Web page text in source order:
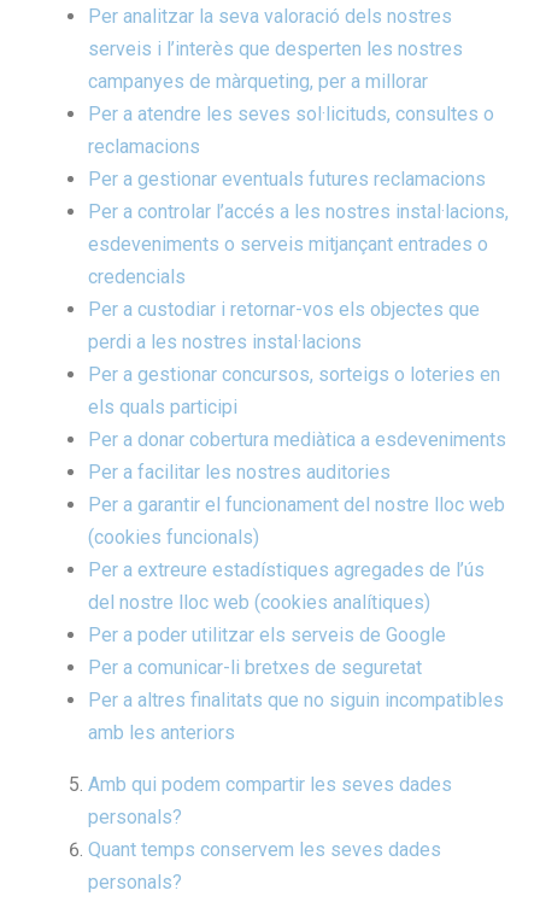
Per analitzar la seva valoració dels nostres
serveis i l’interès que desperten les nostres
campanyes de màrqueting, per a millorar
Per a atendre les seves sol·licituds, consultes o
reclamacions
Per a gestionar eventuals futures reclamacions
Per a controlar l’accés a les nostres instal·lacions,
esdeveniments o serveis mitjançant entrades o
credencials
Per a custodiar i retornar-vos els objectes que
perdi a les nostres instal·lacions
Per a gestionar concursos, sorteigs o loteries en
els quals participi
Per a donar cobertura mediàtica a esdeveniments
Per a facilitar les nostres auditories
Per a garantir el funcionament del nostre lloc web
(cookies funcionals)
Per a extreure estadístiques agregades de l’ús
del nostre lloc web (cookies analítiques)
Per a poder utilitzar els serveis de Google
Per a comunicar-li bretxes de seguretat
Per a altres finalitats que no siguin incompatibles
amb les anteriors
Amb qui podem compartir les seves dades
personals?
Quant temps conservem les seves dades
personals?